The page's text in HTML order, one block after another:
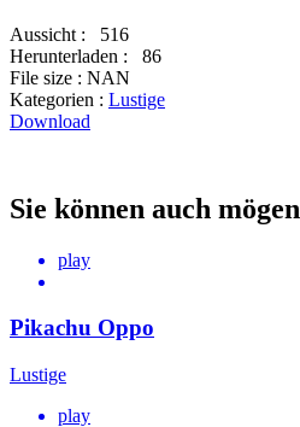
Aussicht :
516
Herunterladen :
86
File size : NAN
Kategorien : Lustige
Download
Sie können auch mögen
play
Pikachu Oppo
Lustige
play